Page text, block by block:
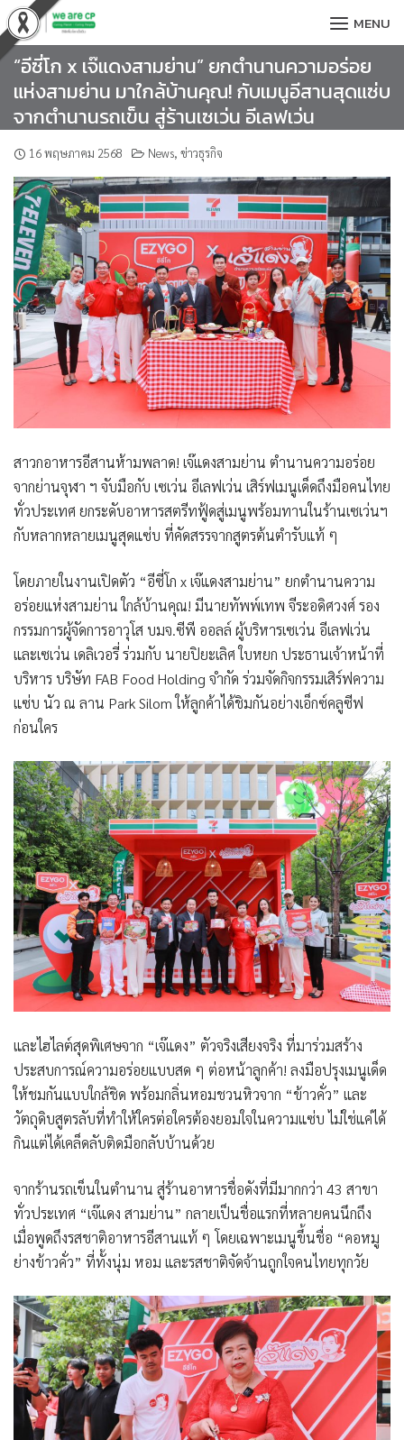
Skip
to
content
MENU
“อีซี่โก x เจ๊แดงสามย่าน” ยกตำนานความอร่อย
แห่งสามย่าน มาใกล้บ้านคุณ! กับเมนูอีสานสุดแซ่บ
จากตำนานรถเข็น สู่ร้านเซเว่น อีเลฟเว่น
16 พฤษภาคม 2568 News, ข่าวธุรกิจ
สาวกอาหารอีสานห้ามพลาด! เจ๊แดงสามย่าน ตำนานความอร่อย
จากย่านจุฬา ฯ จับมือกับ เซเว่น อีเลฟเว่น เสิร์ฟเมนูเด็ดถึงมือคนไทย
ทั่วประเทศ ยกระดับอาหารสตรีทฟู้ดสู่เมนูพร้อมทานในร้านเซเว่นฯ
กับหลากหลายเมนูสุดแซ่บ ที่คัดสรรจากสูตรต้นตำรับแท้ ๆ
โดยภายในงานเปิดตัว “อีซี่โก xเจ๊แดงสามย่าน” ยกตำนานความ
อร่อยแห่งสามย่าน ใกล้บ้านคุณ! มีนายทัพพ์เทพ จีระอดิศวงศ์ รอง
กรรมการผู้จัดการอาวุโส บมจ.ซีพี ออลล์ ผู้บริหารเซเว่น อีเลฟเว่น
และเซเว่น เดลิเวอรี่ ร่วมกับ นายปิยะเลิศ ใบหยก ประธานเจ้าหน้าที่
บริหาร บริษัท FAB Food Holding จำกัด ร่วมจัดกิจกรรมเสิร์ฟความ
แซ่บ นัว ณ ลาน Park Silomให้ลูกค้าได้ชิมกันอย่างเอ็กซ์คลูซีฟ
ก่อนใคร
และไฮไลต์สุดพิเศษจาก “เจ๊แดง” ตัวจริงเสียงจริง ที่มาร่วมสร้าง
ประสบการณ์ความอร่อยแบบสด ๆ ต่อหน้าลูกค้า! ลงมือปรุงเมนูเด็ด
ให้ชมกันแบบใกล้ชิด พร้อมกลิ่นหอมชวนหิวจาก “ข้าวคั่ว” และ
วัตถุดิบสูตรลับที่ทำให้ใครต่อใครต้องยอมใจในความแซ่บ ไม่ใช่แค่ได้
กินแต่ได้เคล็ดลับติดมือกลับบ้านด้วย
จากร้านรถเข็นในตำนาน สู่ร้านอาหารชื่อดังที่มีมากกว่า 43 สาขา
ทั่วประเทศ “เจ๊แดง สามย่าน” กลายเป็นชื่อแรกที่หลายคนนึกถึง
เมื่อพูดถึงรสชาติอาหารอีสานแท้ ๆ โดยเฉพาะเมนูขึ้นชื่อ “คอหมู
ย่างข้าวคั่ว” ที่ทั้งนุ่ม หอม และรสชาติจัดจ้านถูกใจคนไทยทุกวัย